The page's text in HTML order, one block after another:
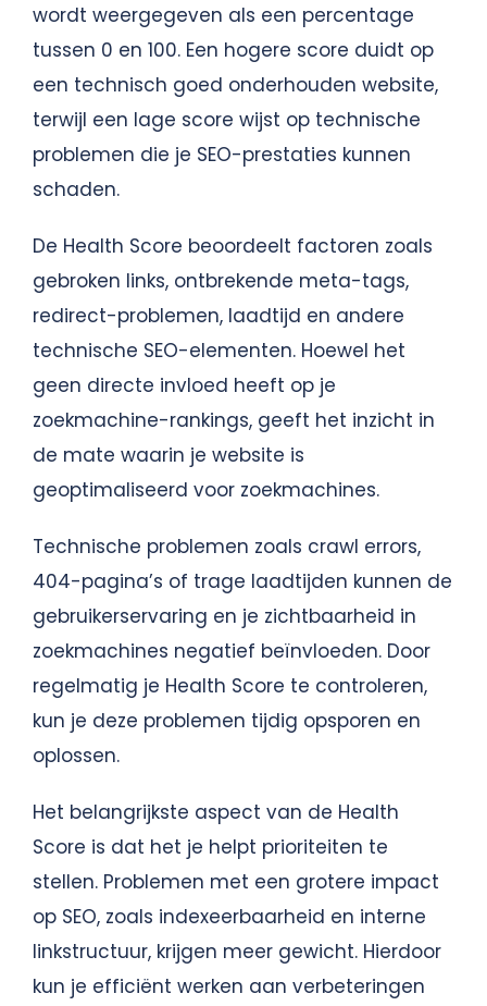
wordt weergegeven als een percentage
tussen 0 en 100. Een hogere score duidt op
een technisch goed onderhouden website,
terwijl een lage score wijst op technische
problemen die je SEO-prestaties kunnen
schaden.
De Health Score beoordeelt factoren zoals
gebroken links, ontbrekende meta-tags,
redirect-problemen, laadtijd en andere
technische SEO-elementen. Hoewel het
geen directe invloed heeft op je
zoekmachine-rankings, geeft het inzicht in
de mate waarin je website is
geoptimaliseerd voor zoekmachines.
Technische problemen zoals crawl errors,
404-pagina’s of trage laadtijden kunnen de
gebruikerservaring en je zichtbaarheid in
zoekmachines negatief beïnvloeden. Door
regelmatig je Health Score te controleren,
kun je deze problemen tijdig opsporen en
oplossen.
Het belangrijkste aspect van de Health
Score is dat het je helpt prioriteiten te
stellen. Problemen met een grotere impact
op SEO, zoals indexeerbaarheid en interne
linkstructuur, krijgen meer gewicht. Hierdoor
kun je efficiënt werken aan verbeteringen